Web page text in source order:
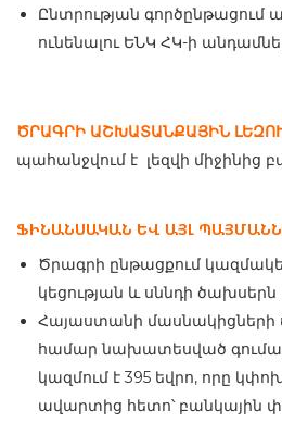
Ընտրության գործընթացում
ունենալու ԵՆԿ ՀԿ-ի
ԾՐԱԳՐԻ ԱՇԽԱՏԱՆՔԱՅԻՆ
պահանջվում է լեզվի միջինից
ՖԻՆԱՆՍԱԿԱՆ ԵՎ ԱՅԼ
Ծրագրի ընթացքում
կեցության և սննդի ծախսերն
Հայաստանի
համար նախատեսված
կազմում է 395 եվրո, որը
ավարտից հետո՝ բանկային